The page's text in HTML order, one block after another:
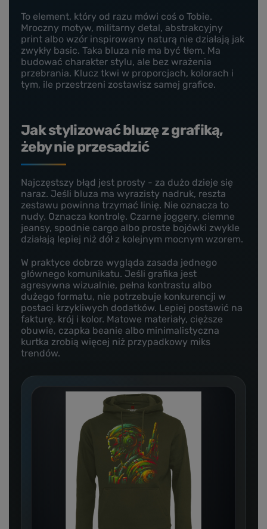
To element, który od razu mówi coś o Tobie.
Mroczny motyw, militarny detal, abstrakcyjny
print albo wzór inspirowany naturą nie działają jak
zwykły basic. Taka bluza nie ma być tłem. Ma
budować charakter stylu, ale bez wrażenia
przebrania. Klucz tkwi w proporcjach, kolorach i
tym, ile przestrzeni zostawisz samej grafice.
Jak stylizować bluzę z grafiką,
żeby nie przesadzić
Najczęstszy błąd jest prosty - za dużo dzieje się
naraz. Jeśli bluza ma wyrazisty nadruk, reszta
zestawu powinna trzymać linię. Nie oznacza to
nudy. Oznacza kontrolę. Czarne joggery, ciemne
jeansy, spodnie cargo albo proste bojówki zwykle
działają lepiej niż dół z kolejnym mocnym wzorem.
W praktyce dobrze wygląda zasada jednego
głównego komunikatu. Jeśli grafika jest
agresywna wizualnie, pełna kontrastu albo
dużego formatu, nie potrzebuje konkurencji w
postaci krzykliwych dodatków. Lepiej postawić na
fakturę, krój i kolor. Matowe materiały, cięższe
obuwie, czapka beanie albo minimalistyczna
kurtka zrobią więcej niż przypadkowy miks
trendów.